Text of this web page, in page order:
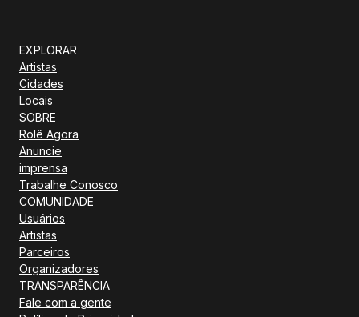
EXPLORAR
Artistas
Cidades
Locais
SOBRE
Rolê Agora
Anuncie
imprensa
Trabalhe Conosco
COMUNIDADE
Usuários
Artistas
Parceiros
Organizadores
TRANSPARÊNCIA
Fale com a gente